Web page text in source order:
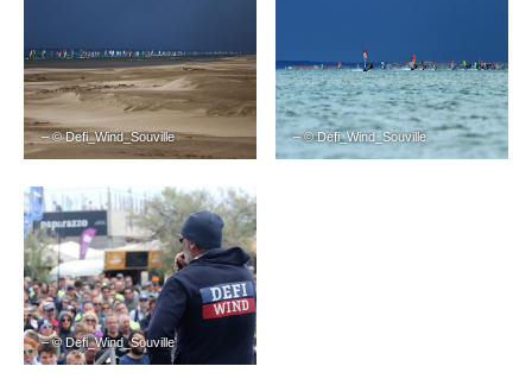
– © Defi_Wind_Souville – © Defi_Wind_Souville
– © Defi_Wind_Souville